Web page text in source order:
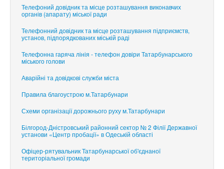
Телефоний довідник та місце розташування виконавчих
органів (апарату) міської ради
Телефонний довідник та місце розташування підприємств,
установ, підпорядкованих міській раді
Телефонна гаряча лінія - телефон довіри Татарбунарського
міського голови
Аварійні та довідкові служби міста
Правила благоустрою м.Татарбунари
Схеми організації дорожнього руху м.Татарбунари
Білгород-Дністровський районний сектор № 2 Філії Державної
установи «Центр пробації» в Одеській області
Офіцер-рятувальник Татарбунарської об'єднаної
територіальної громади